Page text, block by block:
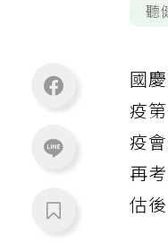
聽
國
疫
疫
再
估